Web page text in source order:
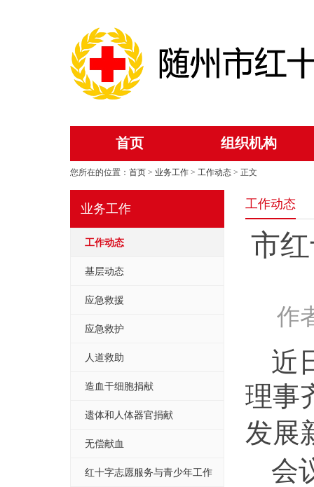
首页 组织机构
您所在的位置： 首页 > 业务工作 > 工作动态 > 正文
业务工作
工作动态
基层动态
应急救援
应急救护
人道救助
造血干细胞捐献
遗体和人体器官捐献
无偿献血
红十字志愿服务与青少年工作
工作动态
市
作
近
理事
发展
会